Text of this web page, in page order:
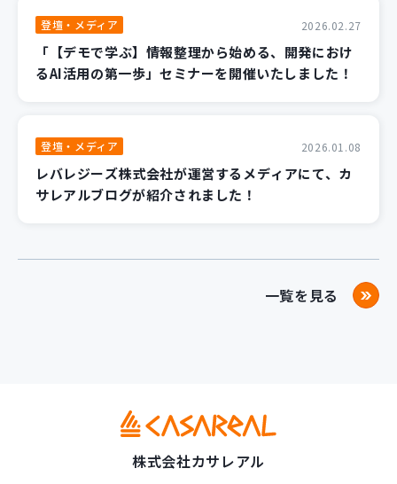
登壇・メディア 2026.02.27
「【デモで学ぶ】情報整理から始める、開発におけ
るAI活用の第一歩」セミナーを開催いたしました！
登壇・メディア 2026.01.08
レバレジーズ株式会社が運営するメディアにて、カ
サレアルブログが紹介されました！
一覧を見る
株式会社カサレアル